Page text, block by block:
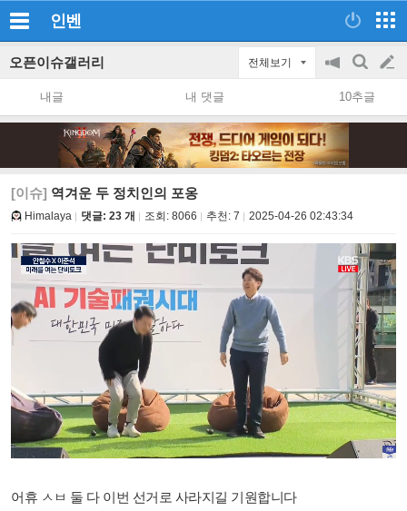
인벤
오픈이슈갤러리 전체보기
공
지
on/off
검
색
글
쓰
내글 내 댓글 10추글
[이슈] 역겨운 두 정치인의 포옹
Himalaya 댓글: 23 개 조회: 8066 추천: 7 2025-04-26 02:43:34
어휴 ㅅㅂ 둘 다 이번 선거로 사라지길 기원합니다